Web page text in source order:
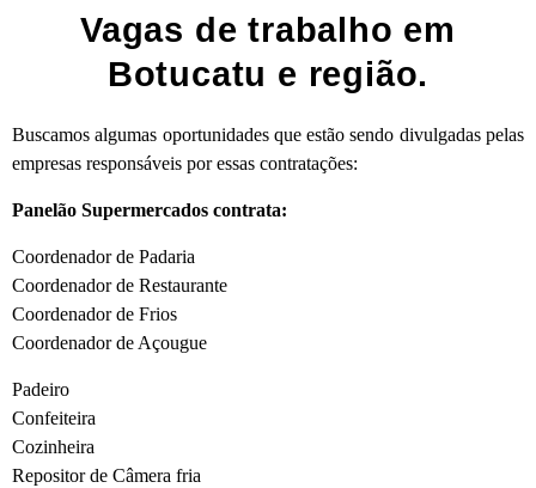
Vagas de trabalho em
Botucatu e região.
Buscamos algumas oportunidades que estão sendo divulgadas pelas
empresas responsáveis por essas contratações:
Panelão Supermercados contrata:
Coordenador de Padaria
Coordenador de Restaurante
Coordenador de Frios
Coordenador de Açougue
Padeiro
Confeiteira
Cozinheira
Repositor de Câmera fria